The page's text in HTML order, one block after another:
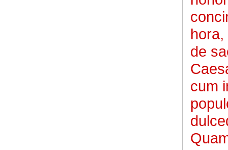
de
cum